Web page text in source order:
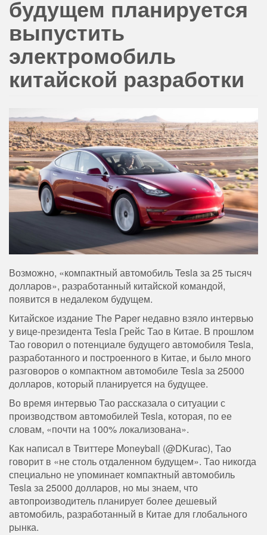
будущем планируется
выпустить
электромобиль
китайской разработки
Возможно, «компактный автомобиль Tesla за 25 тысяч
долларов», разработанный китайской командой,
появится в недалеком будущем.
Китайское издание The Paper недавно взяло интервью
у вице-президента Tesla Грейс Тао в Китае. В прошлом
Тао говорил о потенциале будущего автомобиля Tesla,
разработанного и построенного в Китае, и было много
разговоров о компактном автомобиле Tesla за 25000
долларов, который планируется на будущее.
Во время интервью Тао рассказала о ситуации с
производством автомобилей Tesla, которая, по ее
словам, «почти на 100% локализована».
Как написал в Твиттере Moneyball (@DKurac), Тао
говорит в «не столь отдаленном будущем». Тао никогда
специально не упоминает компактный автомобиль
Tesla за 25000 долларов, но мы знаем, что
автопроизводитель планирует более дешевый
автомобиль, разработанный в Китае для глобального
рынка.